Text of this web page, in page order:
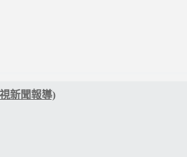
新聞報導)